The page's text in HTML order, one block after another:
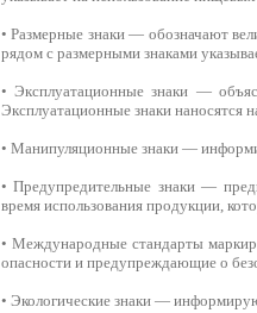
• Размерные знаки — обозначают
рядом с размерными знаками
• Эксплуатационные знаки —
Эксплуатационные знаки наносятся
• Манипуляционные знаки —
• Предупредительные знаки —
время использования продукции,
• Международные стандарты
опасности и предупреждающие о
• Экологические знаки —